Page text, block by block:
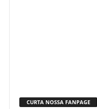
CURTA NOSSA FANPAGE